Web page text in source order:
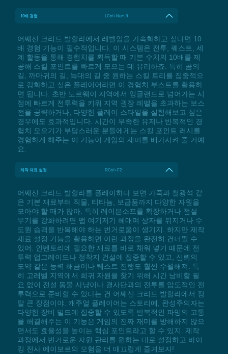
10배 경험 LCtrl+Num 9
어쌔신 크리드 발할라에서 레벨업을 가속화하고 싶다면 10
배 경험 기능이 필수적입니다. 이 시스템은 전투, 퀘스트, 세
계 활동을 통해 경험치를 획득할 때 기본 수치의 10배를 제
공해 스킬 포인트를 빠르게 모으는 데 유리하죠. 특히 곰의
길, 까마귀의 길, 늑대의 길 중 원하는 스킬 트리를 집중적으
로 강화하고 싶은 플레이어라면 이 경험치 부스트를 활용하
면 됩니다. 초반 노르웨이 지역에서 잉글랜드로 넘어가는 시
점에 빠르게 전투력을 키워 지역 권장 레벨을 초과하는 보스
전을 공략하거나, 다양한 플레이 스타일을 실험해보고 싶은
경우에도 효과적입니다. 시간이 부족한 유저나 반복적인 경
험치 모으기가 부담스러운 분들에게는 스킬 포인트 러시를
경험하게 해주는 이 기능이 게임의 재미를 배가시켜 줄 거예
요.
제작 재료 설정 RCtrl+F2
어쌔신 크리드 발할라를 플레이하다 보면 가죽과 철광석 같
은 기본 재료부터 직물, 티타늄, 보급품까지 다양한 자원을
모아야 할 때가 많아. 특히 레이븐소프를 확장하거나 전설
무기를 강화하려면 맵 여기저기 헤매며 상자를 뒤지거나 수
도원 습격을 반복해야 하는 번거로움이 생기지. 하지만 제작
재료 설정 기능을 활용하면 이런 과정을 완전히 건너뛸 수
있어. 인벤토리에 필요한 재료를 바로 채워 넣기 때문에 전
투력 업그레이드나 정착지 건설에 집중할 수 있고, 신뢰의
도약 같은 능력 해금이나 퀘스트 진행도 훨씬 수월해져. 특
히 고레벨 지역에서 희귀 자원을 찾기 위해 시간 낭비할 필
요 없이 전설 동물 사냥이나 결사단과의 전투를 압도적인 전
투력으로 준비할 수 있다는 건 어쌔신 크리드 발할라에서 정
말 큰 장점이야. 캐주얼 플레이어는 스토리에, 완성주의자는
다양한 장비 빌드에 집중할 수 있도록 반복적인 파밍의 고통
을 해결해주는 이 기능은 게임의 진짜 재미를 방해하지 않으
면서도 효율성을 높이는 핵심 포인트라고 할 수 있지. 제작
과정에서 번거로운 자원 관리를 원하는 대로 설정하고 바이
킹 전사 에이보르의 모험을 더 매끄럽게 즐겨보자!